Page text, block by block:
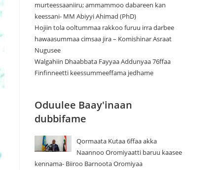
murteessaaniiru; ammammoo dabareen kan
keessani- MM Abiyyi Ahimad (PhD)
Hojiin tola ooltummaa rakkoo furuu irra darbee
hawaasummaa cimsaa jira – Komishinar Asraat
Nugusee
Walgahiin Dhaabbata Fayyaa Addunyaa 76ffaa
Finfinneetti keessummeeffama jedhame
Oduulee Baay'inaan
dubbifame
Qormaata Kutaa 6ffaa akka
Naannoo Oromiyaatti baruu kaasee
kennama- Biiroo Barnoota Oromiyaa